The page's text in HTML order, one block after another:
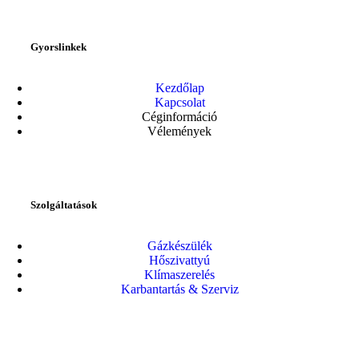
Gyorslinkek
Kezdőlap
Kapcsolat
Céginformáció
Vélemények
Szolgáltatások
Gázkészülék
Hőszivattyú
Klímaszerelés
Karbantartás & Szerviz